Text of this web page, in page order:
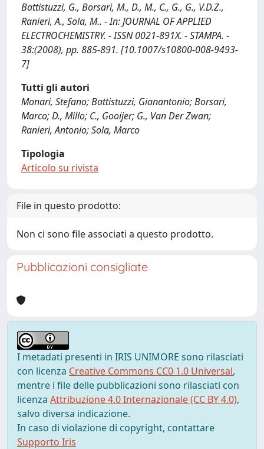
Battistuzzi, G., Borsari, M., D., M., C., G., G., V.D.Z.,
Ranieri, A., Sola, M.. - In: JOURNAL OF APPLIED
ELECTROCHEMISTRY. - ISSN 0021-891X. - STAMPA. -
38:(2008), pp. 885-891. [10.1007/s10800-008-9493-
7]
Tutti gli autori
Monari, Stefano; Battistuzzi, Gianantonio; Borsari,
Marco; D., Millo; C., Gooijer; G., Van Der Zwan;
Ranieri, Antonio; Sola, Marco
Tipologia
Articolo su rivista
File in questo prodotto:
Non ci sono file associati a questo prodotto.
Pubblicazioni consigliate
I metadati presenti in IRIS UNIMORE sono rilasciati
con licenza Creative Commons CC0 1.0 Universal,
mentre i file delle pubblicazioni sono rilasciati con
licenza Attribuzione 4.0 Internazionale (CC BY 4.0),
salvo diversa indicazione.
In caso di violazione di copyright, contattare
Supporto Iris